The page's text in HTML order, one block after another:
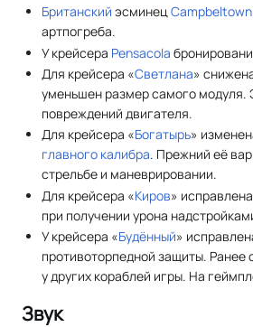
Британский эсминецCampbeltown
артпогреба.
У крейсера Pensacola
Для крейсера «Светлана»
уменьшен размер самого модуля.
повреждений двигателя.
Для крейсера «Богатырь»
главного калибра. Прежний её
стрельбе и маневрировании.
Для крейсера «Киров»
при получении урона
У крейсера «Будённый»
противоторпедной защиты. Ранее
у других кораблей игры. На
Звук